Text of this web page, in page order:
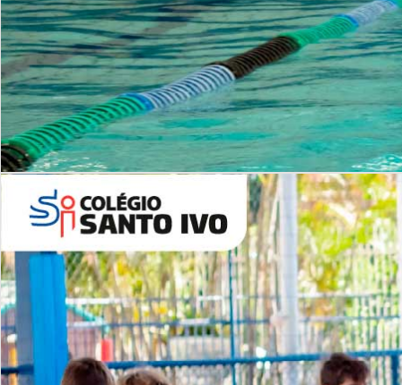
Período Integral | Saiba mais
INSTITUCIONAL
Lista de vídeos